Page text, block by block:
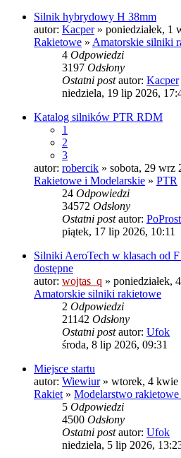
Silnik hybrydowy H 38mm
autor: Kacper» poniedziałek, 1
Rakietowe » Amatorskie silniki
4 Odpowiedzi
3197 Odsłony
Ostatni postautor: Kacper
niedziela, 19 lip 2026,
Katalog silników PTR RDM
1
2
3
autor: robercik » sobota, 29 wrz
Rakietowe i Modelarskie » PTR
24 Odpowiedzi
34572 Odsłony
Ostatni postautor:
piątek, 17 lip 2026, 10:11
Silniki AeroTech w klasach od
dostępne
autor: wojtas_q » poniedziałek,
Amatorskie silniki rakietowe
2 Odpowiedzi
21142 Odsłony
Ostatni postautor: Ufok
środa, 8 lip 2026, 09:31
Miejsce startu
autor: Wiewiur» wtorek, 4 kwie
Rakiet» Modelarstwo
5 Odpowiedzi
4500 Odsłony
Ostatni postautor: Ufok
niedziela, 5 lip 2026,